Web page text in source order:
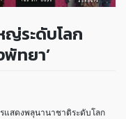
ระดับโลก
ทยา’
แสดงพลุนานาชาติระดับโลก